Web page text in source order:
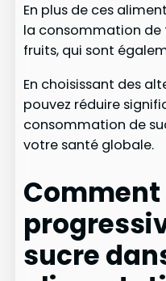
En plus de ces
la consommation de
fruits, qui sont
En choisissant des
pouvez réduire
consommation de
votre santé globale.
sucre